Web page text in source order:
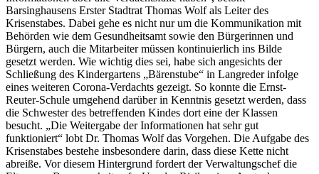
Barsinghausens Erster Stadtrat Thomas Wolf als Leiter des
Krisenstabes. Dabei gehe es nicht nur um die Kommunikation mit
Behörden wie dem Gesundheitsamt sowie den Bürgerinnen und
Bürgern, auch die Mitarbeiter müssen kontinuierlich ins Bilde
gesetzt werden. Wie wichtig dies sei, habe sich angesichts der
Schließung des Kindergartens „Bärenstube“ in Langreder infolge
eines weiteren Corona-Verdachts gezeigt. So konnte die Ernst-
Reuter-Schule umgehend darüber in Kenntnis gesetzt werden, dass
die Schwester des betreffenden Kindes dort eine der Klassen
besucht. „Die Weitergabe der Informationen hat sehr gut
funktioniert“ lobt Dr. Thomas Wolf das Vorgehen. Die Aufgabe des
Krisenstabes bestehe insbesondere darin, dass diese Kette nicht
abreiße. Vor diesem Hintergrund fordert der Verwaltungschef die